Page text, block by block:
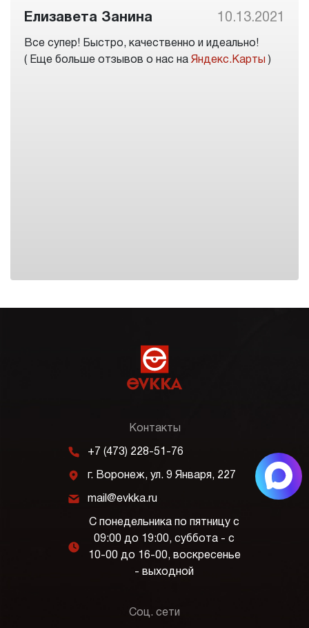
Елизавета Занина 10.13.2021
Все супер! Быстро, качественно и идеально!
( Еще больше отзывов о нас на Яндекс.Карты )
Контакты
m +7 (473) 228-51-76
j г. Воронеж, ул. 9 Января, 227
k mail@evkka.ru
l
С понедельника по пятницу с
09:00 до 19:00, суббота - с
10-00 до 16-00, воскресенье
- выходной
Соц. сети